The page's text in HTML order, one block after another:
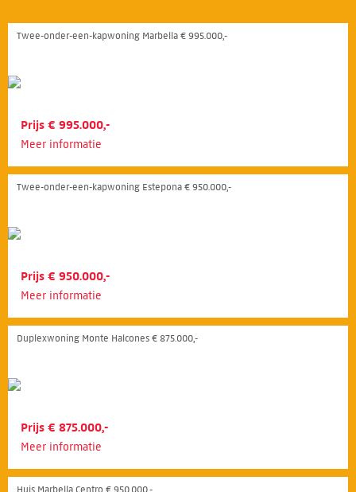
Twee-onder-een-kapwoning Marbella € 995.000,-
Prijs € 995.000,-
Meer informatie
Twee-onder-een-kapwoning Estepona € 950.000,-
Prijs € 950.000,-
Meer informatie
Duplexwoning Monte Halcones € 875.000,-
Prijs € 875.000,-
Meer informatie
Huis Marbella Centro € 950.000,-